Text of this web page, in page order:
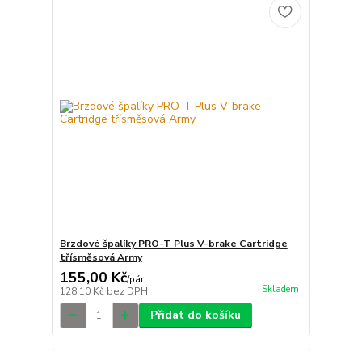
Brzdové špalíky PRO-T Plus V-brake Cartridge
třísměsová Army
155,00 Kč/pár
128,10 Kč bez DPH Skladem
Přidat do košíku